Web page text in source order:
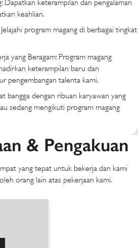
Dapatkan keterampilan dan pengalaman
keahlian.
program magang di berbagai tingkat
yang Beragam: Program magang
keterampilan baru dan
pengembangan talenta kami.
bangga dengan ribuan karyawan yang
sedang mengikuti program magang
& Pengakuan
yang tepat untuk bekerja dan kami
orang lain atas pekerjaan kami.